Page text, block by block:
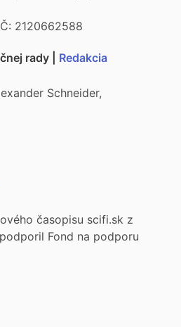
2120662588
rady | Redakcia
Schneider,
časopisu scifi.sk z
Fond na podporu